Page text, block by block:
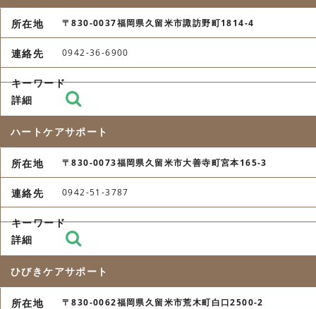
〒830-0037福岡県久留米市諏訪野町1814-4
0942-36-6900
ハートケアサポート
〒830-0073福岡県久留米市大善寺町宮本165-3
0942-51-3787
ひびきケアサポート
〒830-0062福岡県久留米市荒木町白口2500-2